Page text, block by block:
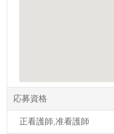
応募資格
正看護師,准看護師